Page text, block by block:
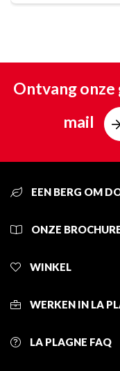
Ontvang
mail
EEN BERG OM
ONZE
WINKEL
WERKEN IN LA
LA PLAGNE FAQ